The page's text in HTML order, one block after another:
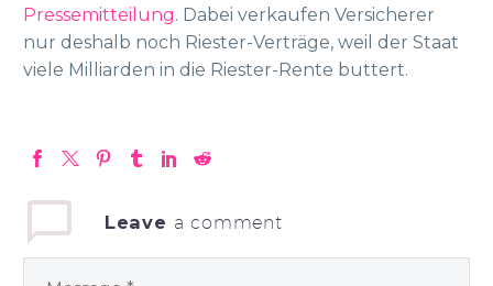
Pressemitteilung. Dabei verkaufen Versicherer
nur deshalb noch Riester-Verträge, weil der Staat
viele Milliarden in die Riester-Rente buttert.
Leave a comment